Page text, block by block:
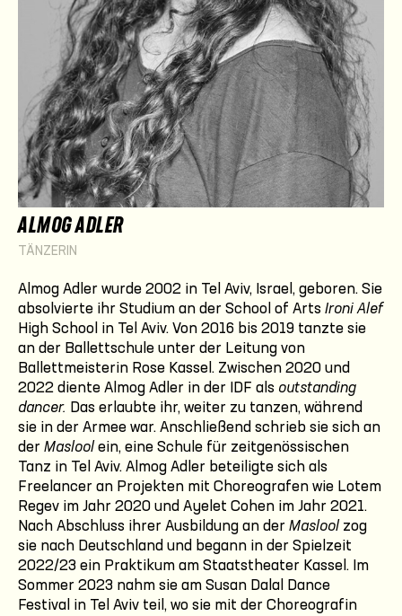
ALMOG ADLER
TÄNZERIN
Almog Adler wurde 2002 in Tel Aviv, Israel, geboren. Sie
absolvierte ihr Studium an der School of Arts Ironi Alef
High School in Tel Aviv. Von 2016 bis 2019 tanzte sie
an der Ballettschule unter der Leitung von
Ballettmeisterin Rose Kassel. Zwischen 2020 und
2022 diente Almog Adler in der IDF als outstanding
dancer. Das erlaubte ihr, weiter zu tanzen, während
sie in der Armee war. Anschließend schrieb sie sich an
der Maslool ein, eine Schule für zeitgenössischen
Tanz in Tel Aviv. Almog Adler beteiligte sich als
Freelancer an Projekten mit Choreografen wie Lotem
Regev im Jahr 2020 und Ayelet Cohen im Jahr 2021.
Nach Abschluss ihrer Ausbildung an der Maslool zog
sie nach Deutschland und begann in der Spielzeit
2022/23 ein Praktikum am Staatstheater Kassel. Im
Sommer 2023 nahm sie am Susan Dalal Dance
Festival in Tel Aviv teil, wo sie mit der Choreografin